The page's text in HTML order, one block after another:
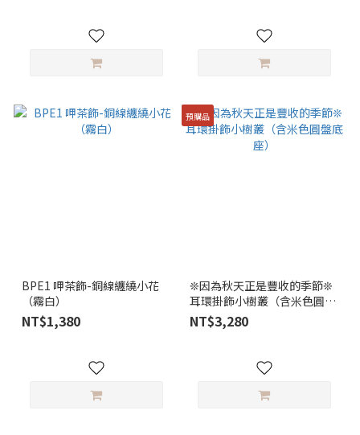
BPE1 呷茶飾-銅線纏繞小花
（霧白）
NT$1,380
預購品
❊因為秋天正是豐收的季節❊
耳環掛飾小樹叢（含米色圓盤
底座）
NT$3,280